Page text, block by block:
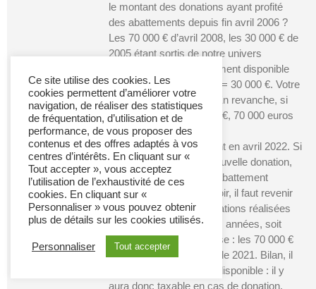
le montant des donations ayant profité
des abattements depuis fin avril 2006 ?
Les 70 000 € d’avril 2008, les 30 000 € de
2005 étant sortis de notre univers
temporel ! Donc l’abattement disponible
est de 100 000 – 70 000 = 30 000 €. Votre
donation est exonérée. En revanche, si
elle avait été de 100 000 €, 70 000 euros
auraient été taxés.
Plaçons-nous maintenant en avril 2022. Si
vous voulez faire une nouvelle donation,
quel est le montant de l’abattement
disponible ? Pour le savoir, il faut revenir
sur l’ensemble des opérations réalisées
au cours de 15 dernières années, soit
après avril 2007. Réponse : les 70 000 €
de 2008 et les 30 000 € de 2021. Bilan, il
n’y a plus d’abattement disponible : il y
aura donc taxable en cas de donation.
Ce site utilise des cookies. Les
cookies permettent d’améliorer votre
navigation, de réaliser des statistiques
de fréquentation, d’utilisation et de
performance, de vous proposer des
contenus et des offres adaptés à vos
centres d’intérêts. En cliquant sur «
Tout accepter », vous acceptez
l’utilisation de l’exhaustivité de ces
cookies. En cliquant sur «
Personnaliser » vous pouvez obtenir
plus de détails sur les cookies utilisés.
Personnaliser Tout accepter